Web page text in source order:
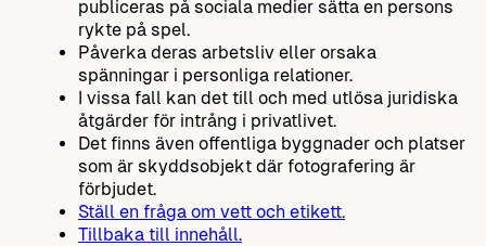
publiceras på sociala medier sätta en persons
rykte på spel.
Påverka deras arbetsliv eller orsaka
spänningar i personliga relationer.
I vissa fall kan det till och med utlösa juridiska
åtgärder för intrång i privatlivet.
Det finns även offentliga byggnader och platser
som är skyddsobjekt där fotografering är
förbjudet.
Ställ en fråga om vett och etikett.
Tillbaka till innehåll.